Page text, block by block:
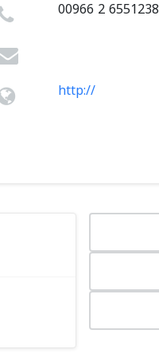
00966 2 6551238
http://